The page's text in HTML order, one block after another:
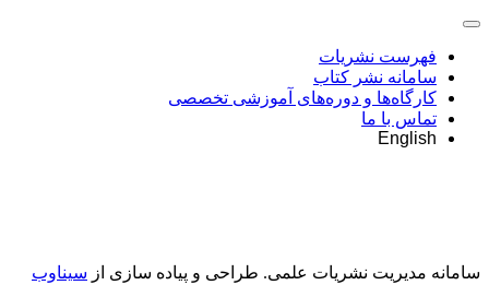
فهرست نشریات
سامانه نشر کتاب
کارگاه‌ها و دوره‌های آموزشی تخصصی
تماس با ما
English
سامانه مدیریت نشریات علمی. طراحی و پیاده سازی از سیناوب